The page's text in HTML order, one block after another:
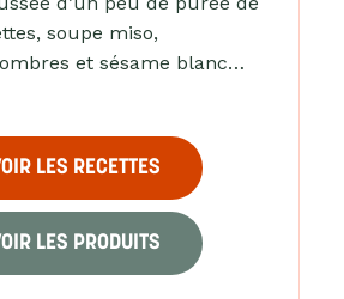
soupe miso,
et sésame blanc…
LES RECETTES
LES PRODUITS